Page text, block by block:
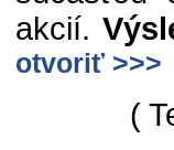
akcií.
otvoriť >>>
(